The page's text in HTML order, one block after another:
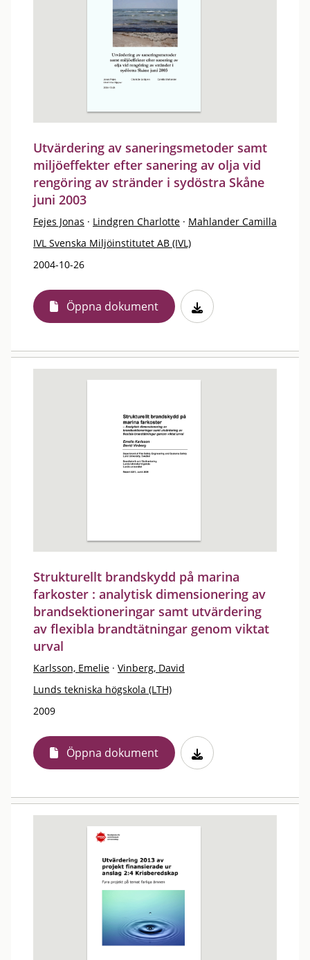
Utvärdering av saneringsmetoder samt
miljöeffekter efter sanering av olja vid
rengöring av stränder i sydöstra Skåne
juni 2003
Fejes Jonas · Lindgren Charlotte · Mahlander Camilla
IVL Svenska Miljöinstitutet AB (IVL)
2004-10-26
Öppna dokument
Strukturellt brandskydd på marina
farkoster : analytisk dimensionering av
brandsektioneringar samt utvärdering
av flexibla brandtätningar genom viktat
urval
Karlsson, Emelie · Vinberg, David
Lunds tekniska högskola (LTH)
2009
Öppna dokument